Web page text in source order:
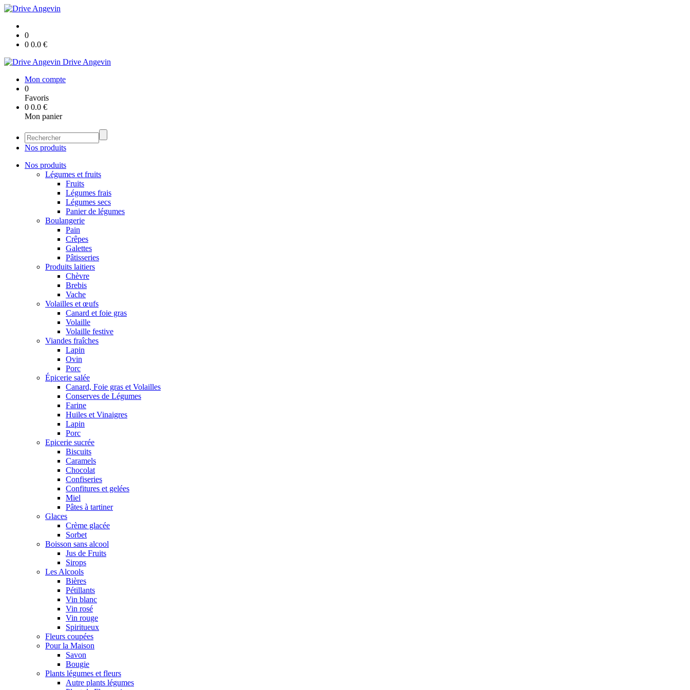
0
0 0.0 €
Drive Angevin
Mon compte
0
Favoris
0 0.0 €
Mon panier
Nos produits
Nos produits
Légumes et fruits
Fruits
Légumes frais
Légumes secs
Panier de légumes
Boulangerie
Pain
Crêpes
Galettes
Pâtisseries
Produits laitiers
Chèvre
Brebis
Vache
Volailles et œufs
Canard et foie gras
Volaille
Volaille festive
Viandes fraîches
Lapin
Ovin
Porc
Épicerie salée
Canard, Foie gras et Volailles
Conserves de Légumes
Farine
Huiles et Vinaigres
Lapin
Porc
Epicerie sucrée
Biscuits
Caramels
Chocolat
Confiseries
Confitures et gelées
Miel
Pâtes à tartiner
Glaces
Crème glacée
Sorbet
Boisson sans alcool
Jus de Fruits
Sirops
Les Alcools
Bières
Pétillants
Vin blanc
Vin rosé
Vin rouge
Spiritueux
Fleurs coupées
Pour la Maison
Savon
Bougie
Plants légumes et fleurs
Autre plants légumes